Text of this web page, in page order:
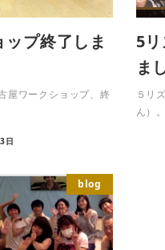
プ終了しま
ワークショップ、終
日
5
ま
５リ
ん）
blog